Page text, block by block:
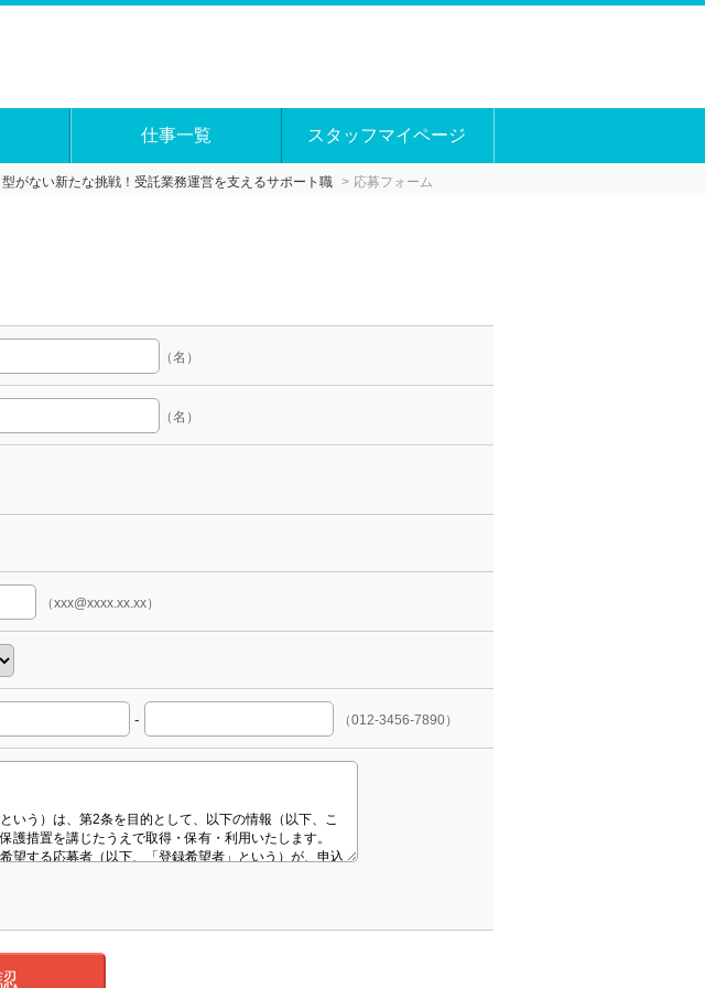
仕事一覧 スタッフマイページ
型がない新たな挑戦！受託業務運営を支えるサポート職 応募フォーム
（名）
（名）
（xxx@xxxx.xx.xx）
- （012-3456-7890）